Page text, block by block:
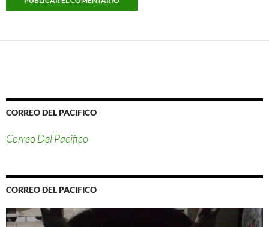
CORREO DEL PACIFICO
Correo Del Pacifico
CORREO DEL PACIFICO